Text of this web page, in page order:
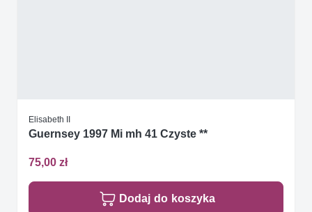
Elisabeth II
Guernsey 1997 Mi mh 41 Czyste **
75,00 zł
Dodaj do koszyka